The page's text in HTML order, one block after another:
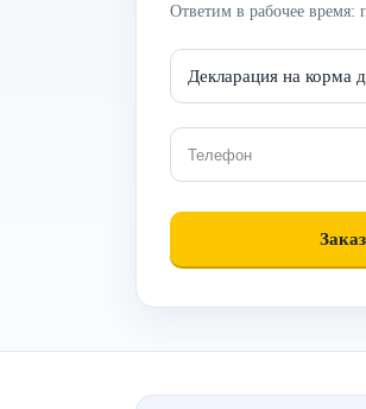
Ответим в рабочее время: